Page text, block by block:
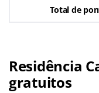
Total de
Residência
gratuitos